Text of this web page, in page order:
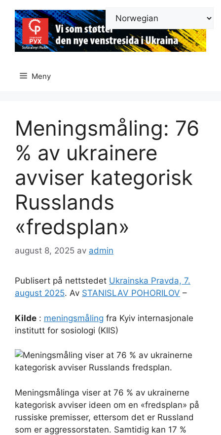
innhold
Meny
Meningsmåling: 76
% av ukrainere
avviser kategorisk
Russlands
«fredsplan»
august 8, 2025 av admin
Publisert på nettstedet Ukrainska Pravda, 7.
august 2025. Av STANISLAV POHORILOV –
Kilde : meningsmåling fra Kyiv internasjonale
institutt for sosiologi (KIIS)
Meningsmålinga viser at 76 % av ukrainerne
kategorisk avviser ideen om en «fredsplan» på
russiske premisser, ettersom det er Russland
som er aggressorstaten. Samtidig kan 17 %